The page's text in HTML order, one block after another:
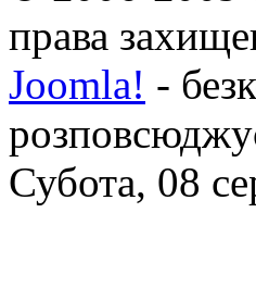
права
Joomla! -
Субота, 08